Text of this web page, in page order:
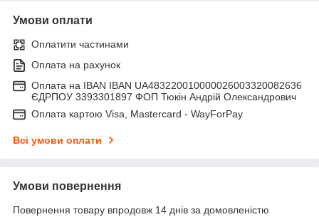
Умови оплати
Оплатити частинами
Оплата на рахунок
Оплата на IBAN IBAN UA483220010000026003320082636
ЄДРПОУ 3393301897 ФОП Тюкін Андрій Олександрович
Оплата картою Visa, Mastercard - WayForPay
Всі умови оплати
Умови повернення
Повернення товару впродовж 14 днів за домовленістю